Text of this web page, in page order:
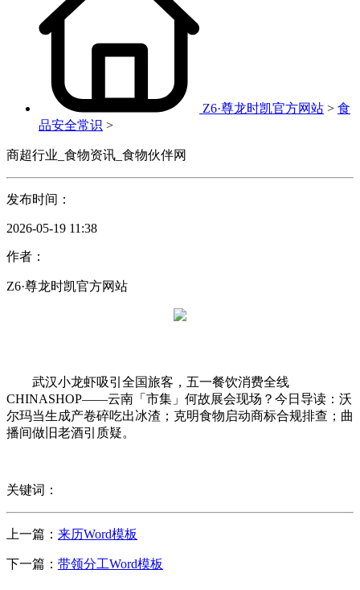
Z6·尊龙时凯官方网站 > 食
品安全常识 >
商超行业_食物资讯_食物伙伴网
发布时间：
2026-05-19 11:38
作者：
Z6·尊龙时凯官方网站
武汉小龙虾吸引全国旅客，五一餐饮消费全线
CHINASHOP——云南「市集」何故展会现场？今日导读：沃
尔玛当生成产卷碎吃出冰渣；克明食物启动商标合规排查；曲
播间做旧老酒引质疑。
关键词：
上一篇： 来历Word模板
下一篇： 带领分工Word模板